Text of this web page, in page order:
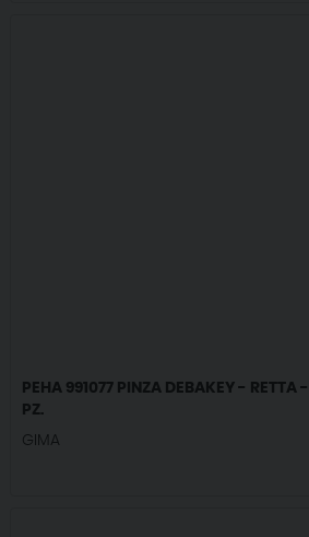
PEHA 991077 PINZA DEBAKEY -
PZ.
GIMA